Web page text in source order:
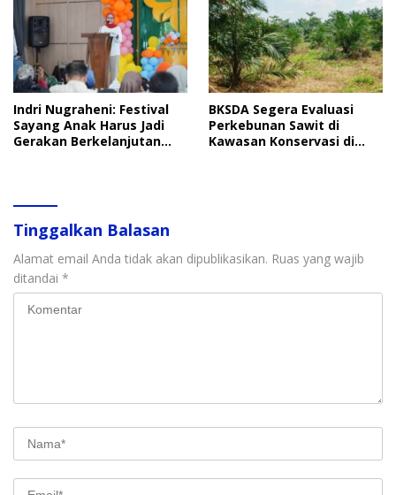
Indri Nugraheni: Festival
Sayang Anak Harus Jadi
Gerakan Berkelanjutan
BKSDA Segera Evaluasi
Perkebunan Sawit di
Kawasan Konservasi di
Tinggalkan Balasan
Alamat email Anda tidak akan dipublikasikan. Ruas yang wajib
ditandai *